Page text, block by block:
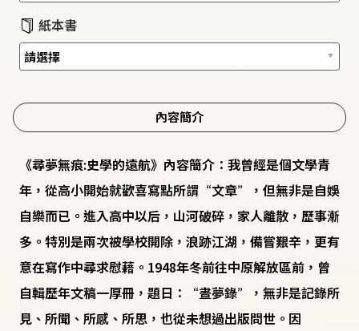
紙本書
內容簡介
《尋夢無痕:史學的遠航》內容簡介：我曾經是個文學青
年，從高小開始就歡喜寫點所謂“文章”，但無非是自娛
自樂而已。進入高中以后，山河破碎，家人離散，歷事漸
多。特別是兩次被學校開除，浪跡江湖，備嘗艱辛，更有
意在寫作中尋求慰藉。1948年冬前往中原解放區前，曾
自輯歷年文稿一厚冊，題日：“晝夢錄”，無非是記錄所
見、所聞、所感、所思，也從未想過出版問世。因